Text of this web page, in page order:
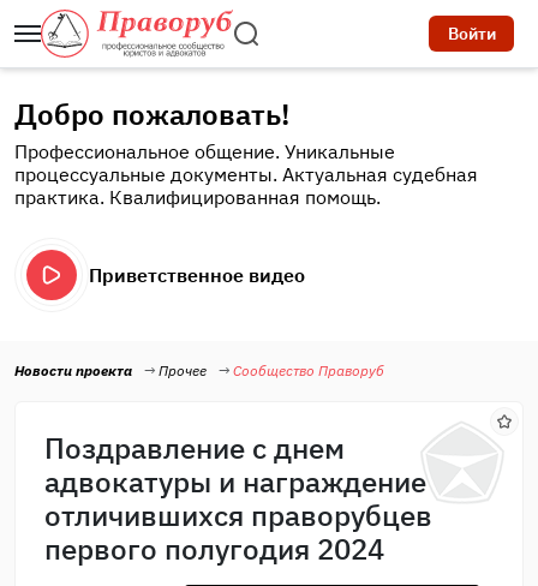
Войти
Добро пожаловать!
Профессиональное общение. Уникальные
процессуальные документы. Актуальная судебная
практика. Квалифицированная помощь.
Приветственное видео
Новости проекта Прочее Сообщество Праворуб
Поздравление с днем
адвокатуры и награждение
отличившихся праворубцев
первого полугодия 2024